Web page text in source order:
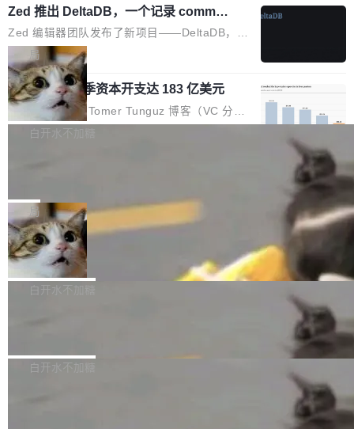
计划的顶峰。 十年前，Ken...
个小型数据库，应用天然按分片构建，单个数据
库的竞争和爆炸半径问题在设计层面就被消除
了。 闲置的 cell 会休眠到几乎不占资源。当 cel
l 迁移或唤醒时，新宿主从 S3 恢复 SQLite 数据
库继续执行。存储库是持久化的唯一真相...
高价的三星折叠（三星Galaxy Z Fold8 Ultra / Z
Fold8 / Z Flip8）外，其余要么是中低端机器，
例如iQOO Z11i、REDMI Note 17、REDMI No
te 17 Pro、OPPO K15，要么是vivo X300 E这
样的次旗舰。 Galaxy Z Fold8 Ultra / Z Fold8 /
Z Flip8三款折叠屏新机均在7月22日发布，且全
部搭载骁龙8 Elite Gen5 for Galaxy，它们本该
Zed 推出 DeltaDB，一个记录 commit
之间所有操作的版本控制系统
Zed 编辑器团队发布了新项目——DeltaDB，一
个在 git commit 之间记录每一次编辑操作的版
本控制系统。目前处于 Early Access 阶段。 De
ltaDB 的核心思路直接写在 landing page 最显
眼的位置：「Software is made between com
mits」——软件是在 commit 之间写出来的。git
是把这段空隙补上。 回退到任何一次编辑：Delt
aDB 捕获 commit 之间的每一次操作，...
局
SpaceXAI 单季资本开支达 183 亿美元
根据风险投资人Tomer Tunguz 博客（VC 分
析）披露的最新分析与第二季度业绩报告，Spac
微软同期总资本开支的四成。 与亚马逊、Alpha
bet、微软以及 Meta 等传统科技巨头相比，Spa
ceXAI的资金消耗速度尤为引人瞩目。然而，支
撑庞大支出的资金来源却呈现出截然不同的面
貌。数据显示，微软和 Meta 主要依托充沛的经
白开水不加糖
一个在终端里运行的编程 agent；Muse Spark
1.2，驱动这个 agent 的新模型。一句话概括：
你可以用 curl -fsSL https://dev.meta.ai/install.
sh | bash 安装一个能在大项目里自动规划、写
代码、验证结果的 AI 终端工具。 据介绍，Muse
个主 agent 循环，外加一组后台 agent。这些后
局
美团开源 LoHoSearch，用知识图谱校
准 AI 能力认知
机器出题的前提，是让机器拥有全局视野。整个
构建流程可以分为四个环节：建图 → 控制难度
白开水不加糖
库，并将作为transport接入Mooncake TENT。
白开水不加糖